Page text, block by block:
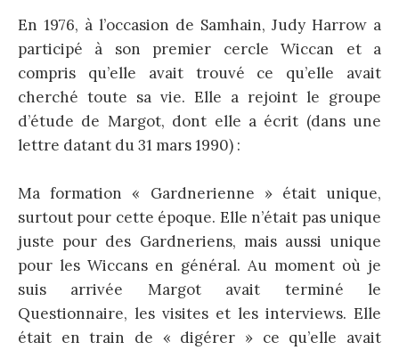
En 1976, à l’occasion de Samhain, Judy Harrow a
participé à son premier cercle Wiccan et a
compris qu’elle avait trouvé ce qu’elle avait
cherché toute sa vie. Elle a rejoint le groupe
d’étude de Margot, dont elle a écrit (dans une
lettre datant du 31 mars 1990) :
Ma formation « Gardnerienne » était unique,
surtout pour cette époque. Elle n’était pas unique
juste pour des Gardneriens, mais aussi unique
pour les Wiccans en général. Au moment où je
suis arrivée Margot avait terminé le
Questionnaire, les visites et les interviews. Elle
était en train de « digérer » ce qu’elle avait